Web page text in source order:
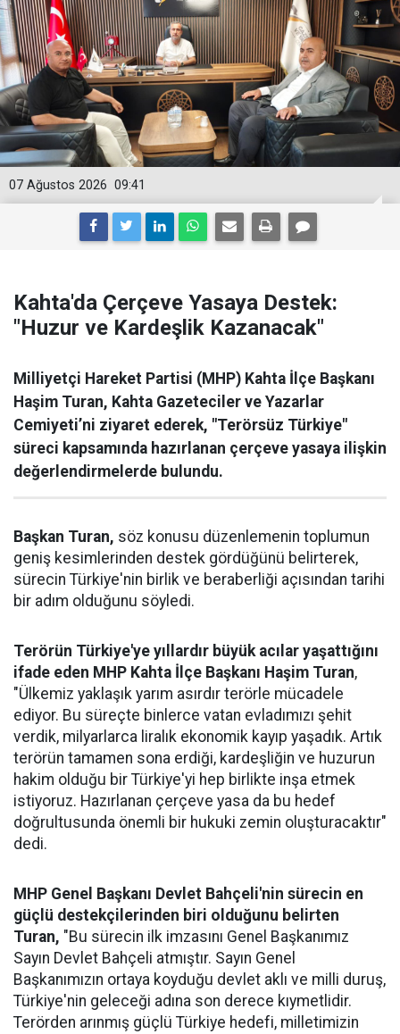
09:41
07 Ağustos 2026
Kahta'da Çerçeve Yasaya Destek:
"Huzur ve Kardeşlik Kazanacak"
Milliyetçi Hareket Partisi (MHP) Kahta İlçe Başkanı
Haşim Turan, Kahta Gazeteciler ve Yazarlar
Cemiyeti’ni ziyaret ederek, "Terörsüz Türkiye"
süreci kapsamında hazırlanan çerçeve yasaya ilişkin
değerlendirmelerde bulundu.
Başkan Turan, söz konusu düzenlemenin toplumun
geniş kesimlerinden destek gördüğünü belirterek,
sürecin Türkiye'nin birlik ve beraberliği açısından tarihi
bir adım olduğunu söyledi.
Terörün Türkiye'ye yıllardır büyük acılar yaşattığını
ifade eden MHP Kahta İlçe Başkanı Haşim Turan,
"Ülkemiz yaklaşık yarım asırdır terörle mücadele
ediyor. Bu süreçte binlerce vatan evladımızı şehit
verdik, milyarlarca liralık ekonomik kayıp yaşadık. Artık
terörün tamamen sona erdiği, kardeşliğin ve huzurun
hakim olduğu bir Türkiye'yi hep birlikte inşa etmek
istiyoruz. Hazırlanan çerçeve yasa da bu hedef
doğrultusunda önemli bir hukuki zemin oluşturacaktır"
dedi.
MHP Genel Başkanı Devlet Bahçeli'nin sürecin en
güçlü destekçilerinden biri olduğunu belirten
Turan, "Bu sürecin ilk imzasını Genel Başkanımız
Sayın Devlet Bahçeli atmıştır. Sayın Genel
Başkanımızın ortaya koyduğu devlet aklı ve milli duruş,
Türkiye'nin geleceği adına son derece kıymetlidir.
Terörden arınmış güçlü Türkiye hedefi, milletimizin